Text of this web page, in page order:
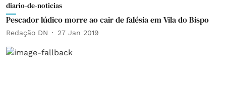
diario-de-noticias
Pescador lúdico morre ao cair de falésia em Vila do Bispo
Redação DN 27 Jan 2019